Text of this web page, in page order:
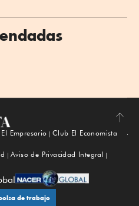
Subir
El Empresario
Club El Economista
Aviso de Privacidad Integral
de trabajo